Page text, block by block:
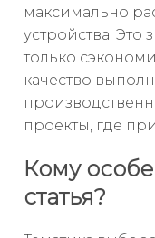
максимально
устройства. Это
только
качество
проекты, где
Кому
статья?